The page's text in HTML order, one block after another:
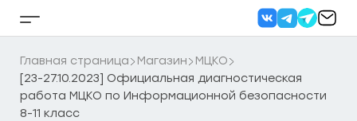
Кнопка
бокового
меню
Главная страница Магазин
МЦКО
[23-27.10.2023] Официальная диагностическая
работа МЦКО по Информационной безопасности
8-11 класс